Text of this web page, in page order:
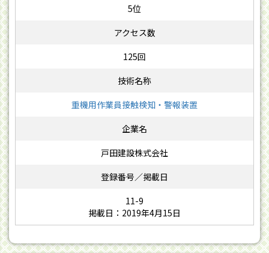
5位
125回
重機用作業員接触検知・警報装置
戸田建設株式会社
11-9
掲載日：2019年4月15日